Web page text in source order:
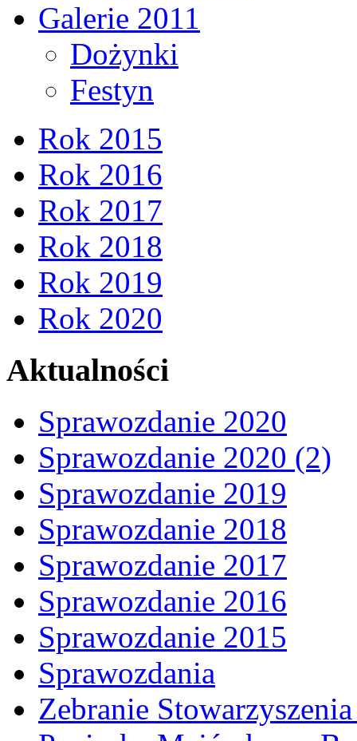
Galerie 2011
Dożynki
Festyn
Rok 2015
Rok 2016
Rok 2017
Rok 2018
Rok 2019
Rok 2020
Aktualności
Sprawozdanie 2020
Sprawozdanie 2020 (2)
Sprawozdanie 2019
Sprawozdanie 2018
Sprawozdanie 2017
Sprawozdanie 2016
Sprawozdanie 2015
Sprawozdania
Zebranie